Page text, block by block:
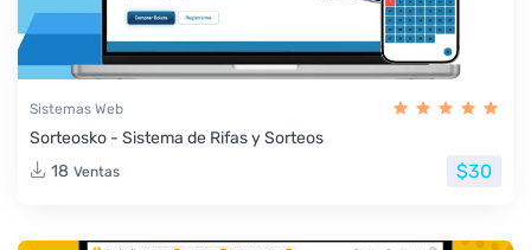
Sistemas Web
Sorteosko - Sistema de Rifas y Sorteos
18 Ventas $30